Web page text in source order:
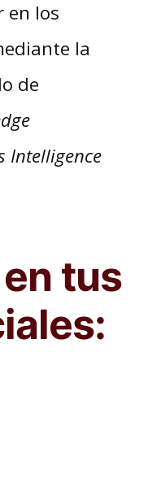
en los
la
de
Intelligence
tus